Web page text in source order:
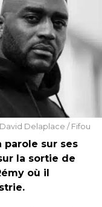
Delaplace / Fifou
parole sur ses
la sortie de
où il